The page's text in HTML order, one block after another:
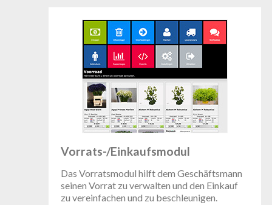
Vorrats-/Einkaufsmodul
Das Vorratsmodul hilft dem Geschäftsmann
seinen Vorrat zu verwalten und den Einkauf
zu vereinfachen und zu beschleunigen.